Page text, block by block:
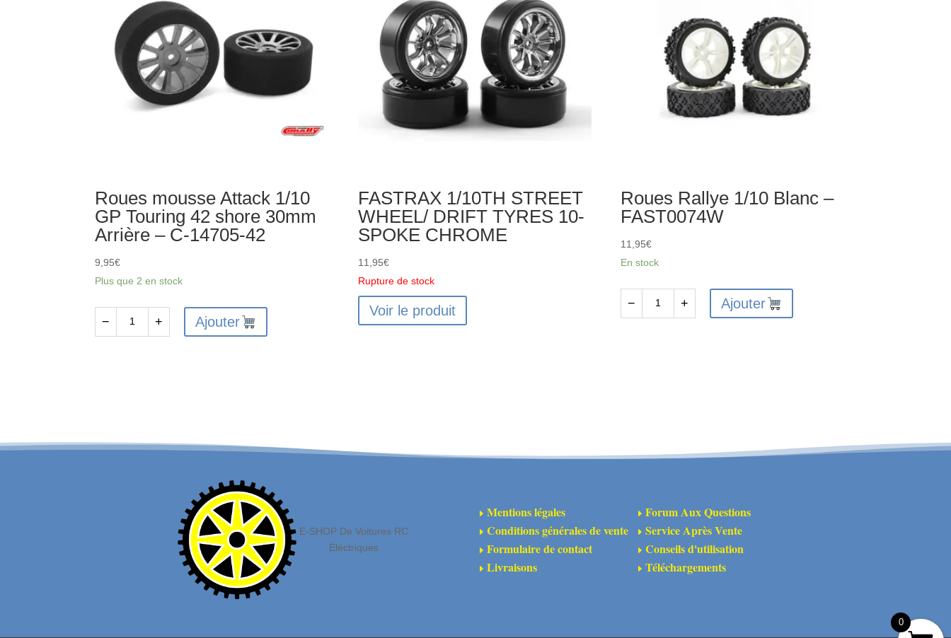
Roues mousse Attack 1/10
GP Touring 42 shore 30mm
Arrière – C-14705-42
9,95€
Plus que 2 en stock
GP
− + Ajouter
FASTRAX 1/10TH STREET
WHEEL/ DRIFT TYRES 10-
SPOKE CHROME
11,95€
Rupture de stock
Voir le produit
Roues Rallye 1/10 Blanc –
FAST0074W
11,95€
En stock
− + Ajouter
E-SHOP De Voitures RC
Éléctriques
E Mentions légales
E Conditions générales de vente
E Formulaire de contact
E Livraisons
EForum Aux Questions
EService Après Vente
EConseils d'utilisation
ETéléchargements
0